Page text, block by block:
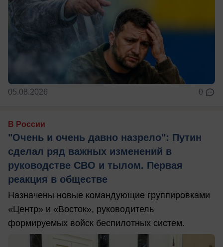
05.08.2026 0
В России
"Очень и очень давно назрело": Путин
сделал ряд важных изменений в
руководстве СВО и тылом. Первая
реакция в обществе
Назначены новые командующие группировками
«Центр» и «Восток», руководитель
формируемых войск беспилотных систем.